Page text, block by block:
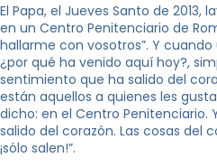
El Papa, el Jueves Santo de 2013,
en un Centro Penitenciario de
hallarme con vosotros”. Y
¿por qué ha venido aquí hoy?,
sentimiento que ha salido del
están aquellos a quienes les
dicho: en el Centro Penitenciario.
salido del corazón. Las cosas del
¡sólo salen!”.